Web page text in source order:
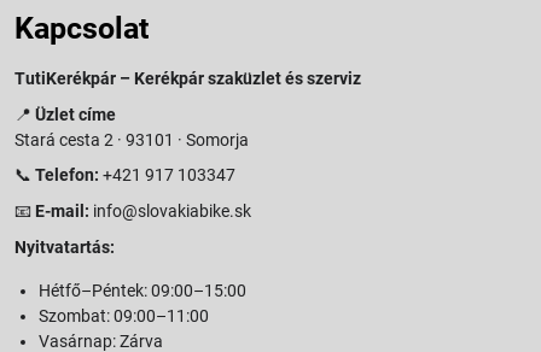
Kapcsolat
TutiKerékpár – Kerékpár szaküzlet és szerviz
📍 Üzlet címe
Stará cesta 2 · 93101 · Somorja
📞 Telefon: +421 917 103347
📧 E-mail: info@slovakiabike.sk
Nyitvatartás:
Hétfő–Péntek: 09:00–15:00
Szombat: 09:00–11:00
Vasárnap: Zárva